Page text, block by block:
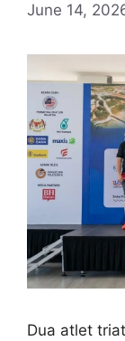
June 14,
Dua atlet